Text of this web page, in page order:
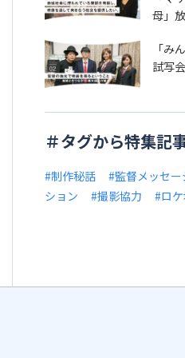
母」
「み
試写
＃タグから特集記
#制作秘話 #監督メッセー
ション
#撮影協力 #ロ